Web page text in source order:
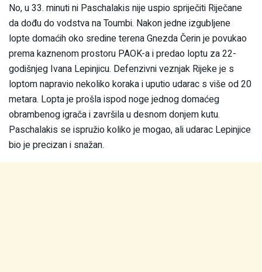
No, u 33. minuti ni Paschalakis nije uspio spriječiti Riječane
da dođu do vodstva na Toumbi. Nakon jedne izgubljene
lopte domaćih oko sredine terena Gnezda Čerin je povukao
prema kaznenom prostoru PAOK-a i predao loptu za 22-
godišnjeg Ivana Lepinjicu. Defenzivni veznjak Rijeke je s
loptom napravio nekoliko koraka i uputio udarac s više od 20
metara. Lopta je prošla ispod noge jednog domaćeg
obrambenog igrača i završila u desnom donjem kutu.
Paschalakis se ispružio koliko je mogao, ali udarac Lepinjice
bio je precizan i snažan.